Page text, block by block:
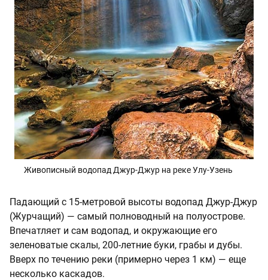
Живописный водопад Джур-Джур на реке Улу-Узень
Падающий с 15-метровой высоты водопад Джур-Джур
(Журчащий) — самый полноводный на полуострове.
Впечатляет и сам водопад, и окружающие его
зеленоватые скалы, 200-летние буки, грабы и дубы.
Вверх по течению реки (примерно через 1 км) — еще
несколько каскадов.